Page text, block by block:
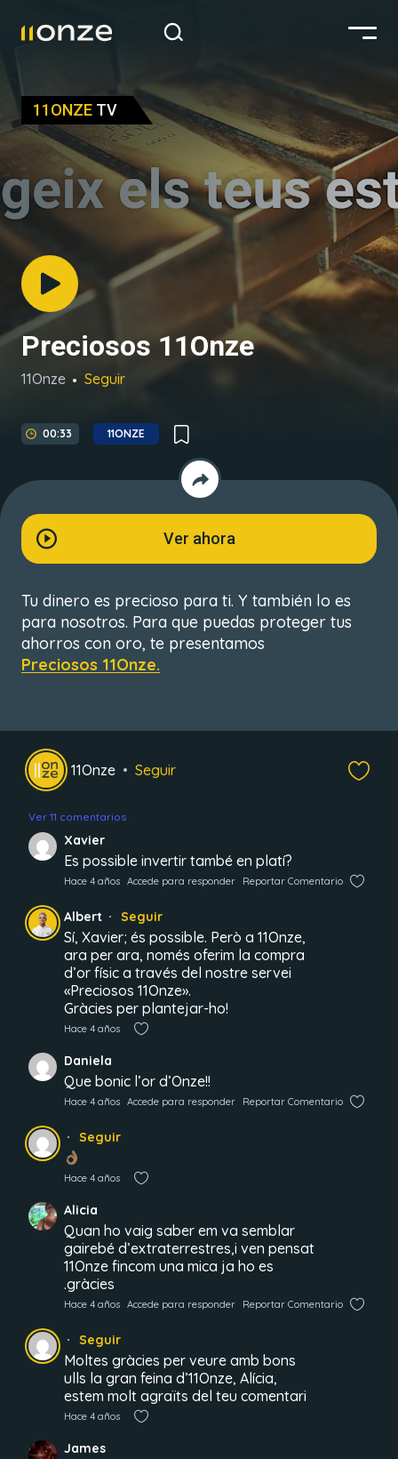
11ONZE TV
Preciosos 11Onze
11Onze Seguir
00:33 11ONZE
Ver ahora
Tu dinero es precioso para ti. Y también lo es
para nosotros. Para que puedas proteger tus
ahorros con oro, te presentamos
Preciosos 11Onze.
11Onze Seguir
Ver 11 comentarios
Xavier
Es possible invertir també en platí?
Hace 4 años Accede para responder Reportar Comentario
Albert Seguir
Sí, Xavier; és possible. Però a 11Onze,
ara per ara, només oferim la compra
d’or físic a través del nostre servei
«Preciosos 11Onze».
Gràcies per plantejar-ho!
Hace 4 años
Daniela
Que bonic l’or d’Onze!!
Hace 4 años Accede para responder Reportar Comentario
Seguir
Hace 4 años
Alicia
Quan ho vaig saber em va semblar
gairebé d’extraterrestres,i ven pensat
11Onze fincom una mica ja ho es
.gràcies
Hace 4 años Accede para responder Reportar Comentario
Seguir
Moltes gràcies per veure amb bons
ulls la gran feina d’11Onze, Alícia,
estem molt agraïts del teu comentari
Hace 4 años
James